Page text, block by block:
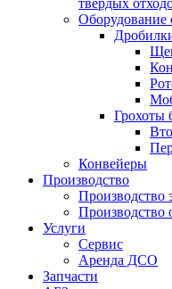
твердых
Оборудование
Грохоты
Конвейеры
Производство
Производство
Производство
Услуги
Сервис
Аренда ДСО
Запчасти